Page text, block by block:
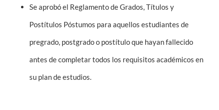
Se aprobó el Reglamento de Grados, Títulos y
Postítulos Póstumos para aquellos estudiantes de
pregrado, postgrado o postítulo que hayan fallecido
antes de completar todos los requisitos académicos en
su plan de estudios.